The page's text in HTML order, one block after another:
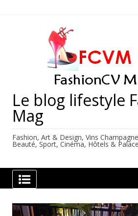
Le blog lifestyle
Mag
Fashion, Art & Design, Vins
Beauté, Sport, Cinéma, Hôtels &